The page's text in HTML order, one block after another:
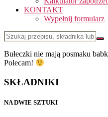
KONTAKT
Wypełnij formularz
Bułeczki nie mają posmaku
Polecam!
SKŁADNIKI
NA DWIE SZTUKI